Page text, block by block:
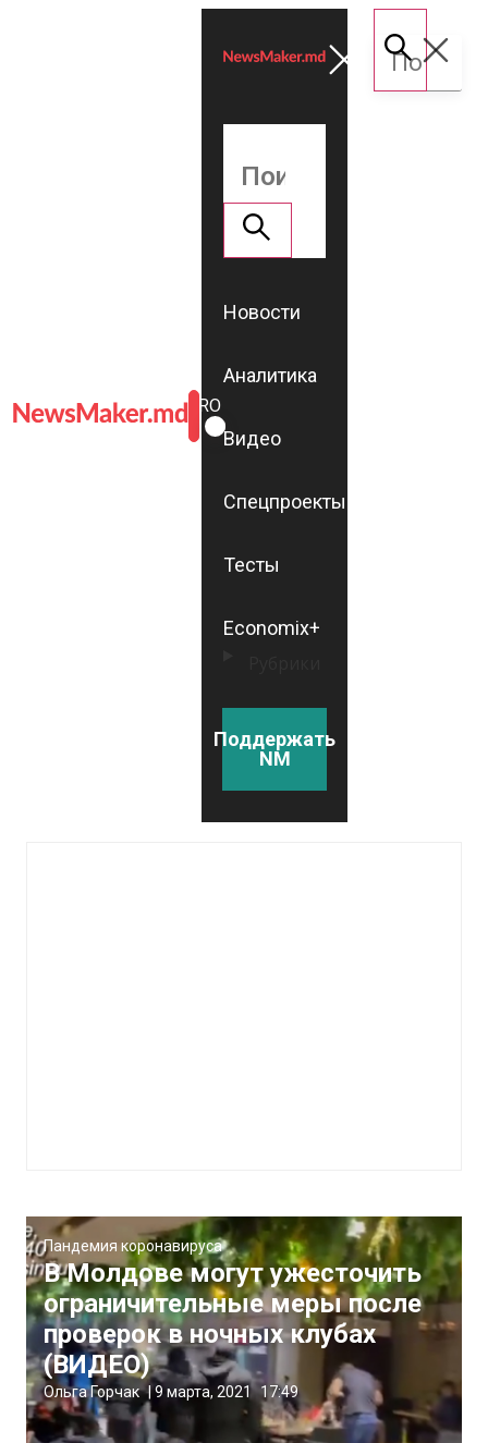
ROMÂNĂ
RU
Новости
Аналитика
Видео
Спецпроекты
Тесты
Economix+
Поддержать
NM
Пандемия коронавируса
В Молдове могут ужесточить
ограничительные меры после
проверок в ночных клубах
(ВИДЕО)
Ольга Горчак |9 марта, 2021 17:49